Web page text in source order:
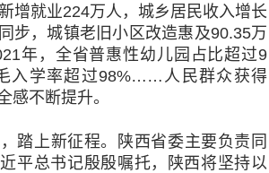
增就业224万人，城乡居民收入增长
步，城镇老旧小区改造惠及90.35万
年，全省普惠性幼儿园占比超过9
入学率超过98%……人民群众获得
感不断提升。
踏上新征程。陕西省委主要负责同
平总书记殷殷嘱托，陕西将坚持以